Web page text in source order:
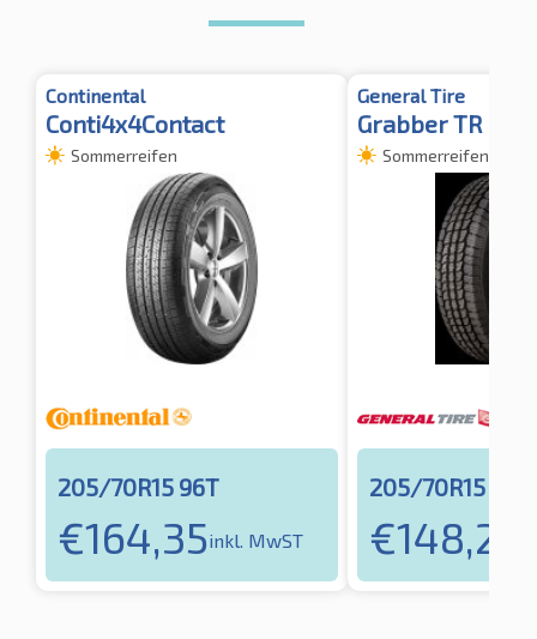
Continental
Conti4x4Contact
Sommerreifen
205/70R15 96T
€164,35inkl. MwST
General Tire
Grabber TR
Sommerreifen
205/70R15 96T
€148,28